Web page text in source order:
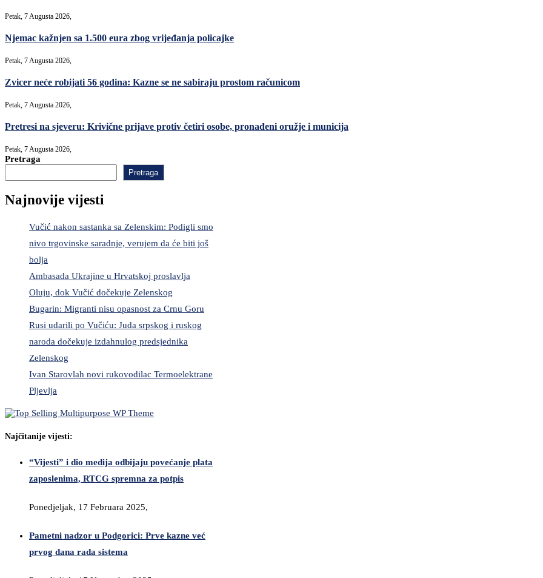
Petak, 7 Augusta 2026,
Njemac kažnjen sa 1.500 eura zbog vrijeđanja policajke
Petak, 7 Augusta 2026,
Zvicer neće robijati 56 godina: Kazne se ne sabiraju prostom računicom
Petak, 7 Augusta 2026,
Pretresi na sjeveru: Krivične prijave protiv četiri osobe, pronađeni oružje i municija
Petak, 7 Augusta 2026,
Pretraga
Pretraga
Najnovije vijesti
Vučić nakon sastanka sa Zelenskim: Podigli smo
nivo trgovinske saradnje, verujem da će biti još
bolja
Ambasada Ukrajine u Hrvatskoj proslavlja
Oluju, dok Vučić dočekuje Zelenskog
Bugarin: Migranti nisu opasnost za Crnu Goru
Rusi udarili po Vučiću: Juda srpskog i ruskog
naroda dočekuje izdahnulog predsjednika
Zelenskog
Ivan Starovlah novi rukovodilac Termoelektrane
Pljevlja
Najčitanije vijesti:
“Vijesti” i dio medija odbijaju povećanje plata
zaposlenima, RTCG spremna za potpis
Ponedjeljak, 17 Februara 2025,
Pametni nadzor u Podgorici: Prve kazne već
prvog dana rada sistema